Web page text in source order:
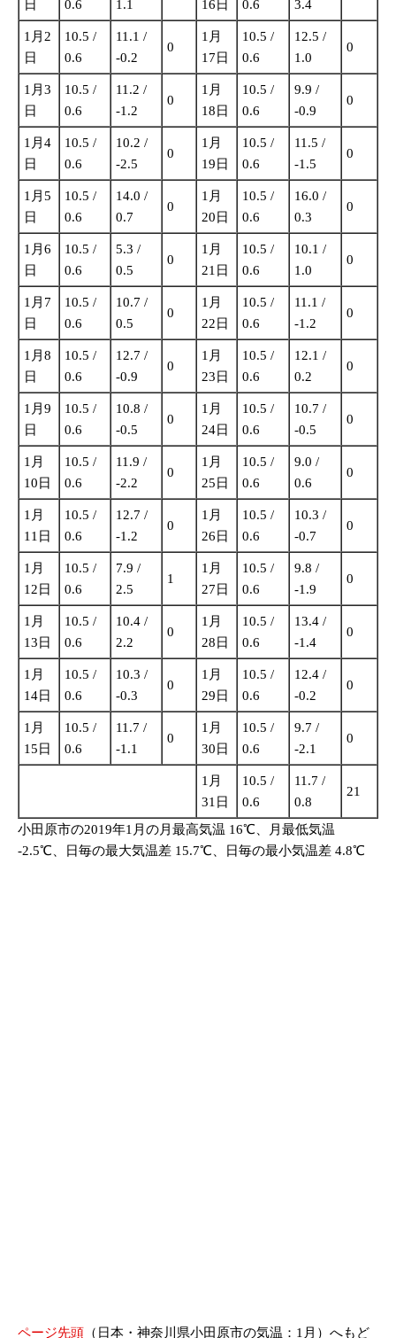
日
0.6
1.1
16日
0.6
3.4
1月2
日
10.5 /
0.6
11.1 /
-0.2
0
1月
17日
10.5 /
0.6
12.5 /
1.0
0
1月3
日
10.5 /
0.6
11.2 /
-1.2
0
1月
18日
10.5 /
0.6
9.9 /
-0.9
0
1月4
日
10.5 /
0.6
10.2 /
-2.5
0
1月
19日
10.5 /
0.6
11.5 /
-1.5
0
1月5
日
10.5 /
0.6
14.0 /
0.7
0
1月
20日
10.5 /
0.6
16.0 /
0.3
0
1月6
日
10.5 /
0.6
5.3 /
0.5
0
1月
21日
10.5 /
0.6
10.1 /
1.0
0
1月7
日
10.5 /
0.6
10.7 /
0.5
0
1月
22日
10.5 /
0.6
11.1 /
-1.2
0
1月8
日
10.5 /
0.6
12.7 /
-0.9
0
1月
23日
10.5 /
0.6
12.1 /
0.2
0
1月9
日
10.5 /
0.6
10.8 /
-0.5
0
1月
24日
10.5 /
0.6
10.7 /
-0.5
0
1月
10日
10.5 /
0.6
11.9 /
-2.2
0
1月
25日
10.5 /
0.6
9.0 /
0.6
0
1月
11日
10.5 /
0.6
12.7 /
-1.2
0
1月
26日
10.5 /
0.6
10.3 /
-0.7
0
1月
12日
10.5 /
0.6
7.9 /
2.5
1
1月
27日
10.5 /
0.6
9.8 /
-1.9
0
1月
13日
10.5 /
0.6
10.4 /
2.2
0
1月
28日
10.5 /
0.6
13.4 /
-1.4
0
1月
14日
10.5 /
0.6
10.3 /
-0.3
0
1月
29日
10.5 /
0.6
12.4 /
-0.2
0
1月
15日
10.5 /
0.6
11.7 /
-1.1
0
1月
30日
10.5 /
0.6
9.7 /
-2.1
0
1月
31日
10.5 /
0.6
11.7 /
0.8
21
小田原市の2019年1月の月最高気温 16℃、月最低気温
-2.5℃、日毎の最大気温差 15.7℃、日毎の最小気温差 4.8℃
ページ先頭 （日本・神奈川県小田原市の気温：1月）へもど